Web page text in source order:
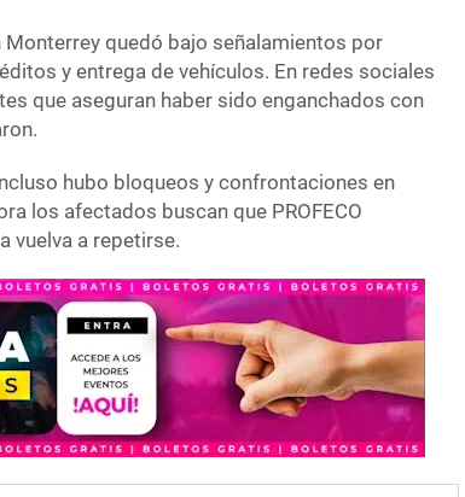
Monterrey quedó bajo señalamientos por
y entrega de vehículos. En redes sociales
que aseguran haber sido enganchados con
hubo bloqueos y confrontaciones en
los afectados buscan que PROFECO
vuelva a repetirse.